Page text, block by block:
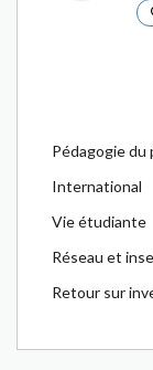
Pédagogie du
International
Vie étudiante
Réseau et
Retour sur